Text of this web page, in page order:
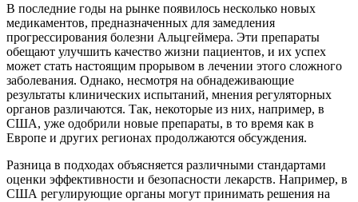
В последние годы на рынке появилось несколько новых
медикаментов, предназначенных для замедления
прогрессирования болезни Альцгеймера. Эти препараты
обещают улучшить качество жизни пациентов, и их успех
может стать настоящим прорывом в лечении этого сложного
заболевания. Однако, несмотря на обнадеживающие
результаты клинических испытаний, мнения регуляторных
органов различаются. Так, некоторые из них, например, в
США, уже одобрили новые препараты, в то время как в
Европе и других регионах продолжаются обсуждения.
Разница в подходах объясняется различными стандартами
оценки эффективности и безопасности лекарств. Например, в
США регулирующие органы могут принимать решения на